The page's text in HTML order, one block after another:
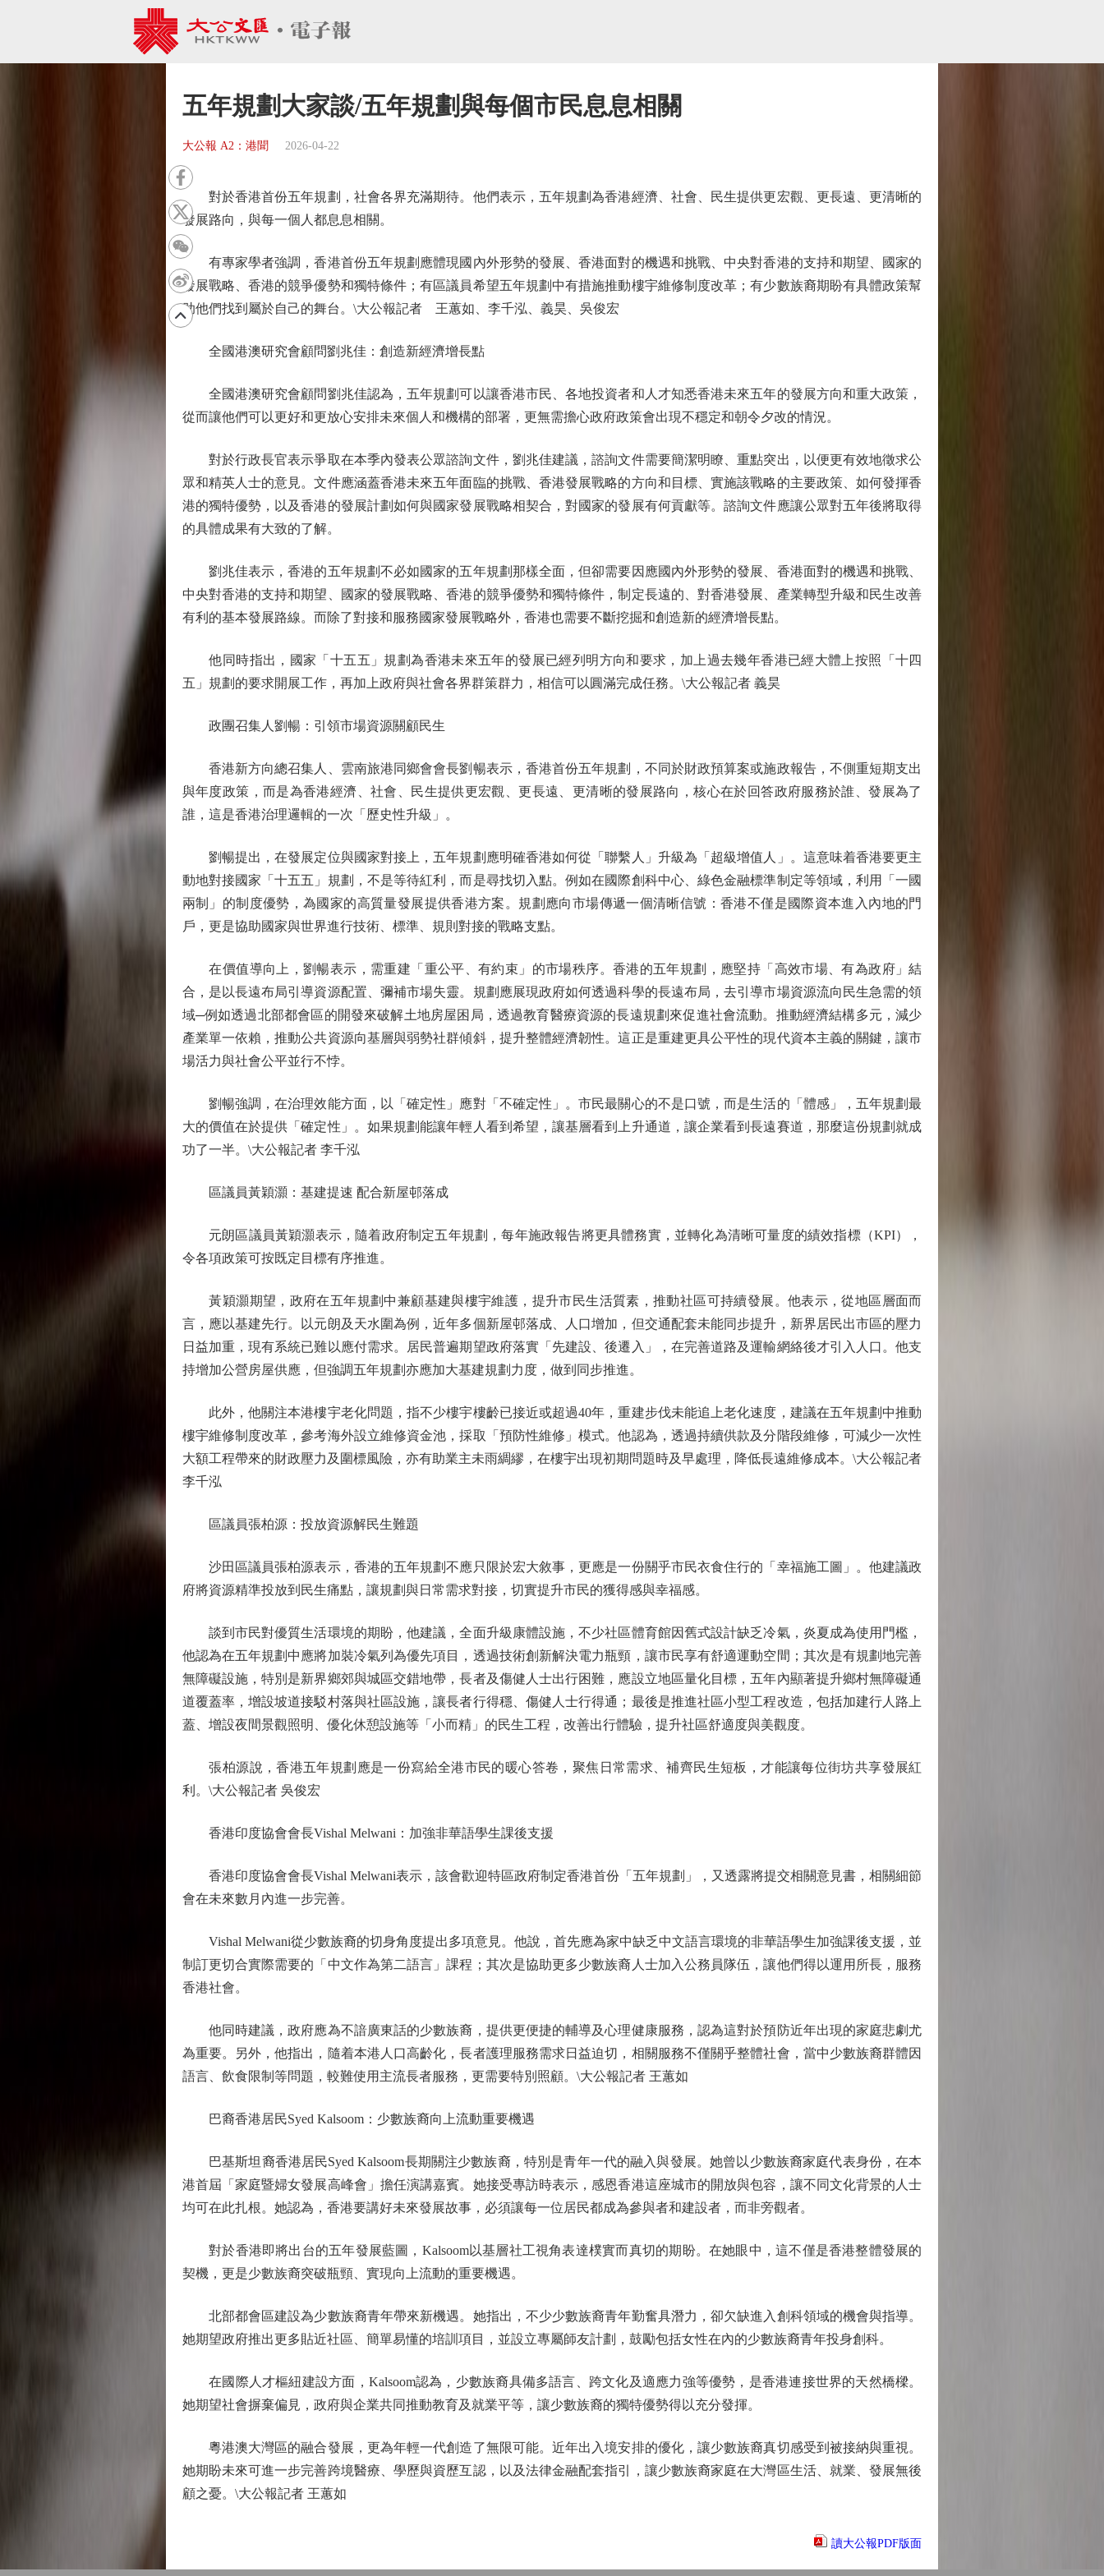
五年規劃大家談/五年規劃與每個市民息息相關
大公報 A2：港聞 2026-04-22
對於香港首份五年規劃，社會各界充滿期待。他們表示，五年規劃為香港經濟、社會、民生提供更宏觀、更長遠、更清晰的
發展路向，與每一個人都息息相關。
有專家學者強調，香港首份五年規劃應體現國內外形勢的發展、香港面對的機遇和挑戰、中央對香港的支持和期望、國家的
發展戰略、香港的競爭優勢和獨特條件；有區議員希望五年規劃中有措施推動樓宇維修制度改革；有少數族裔期盼有具體政策幫
助他們找到屬於自己的舞台。\大公報記者 王蕙如、李千泓、義昊、吳俊宏
全國港澳研究會顧問劉兆佳：創造新經濟增長點
全國港澳研究會顧問劉兆佳認為，五年規劃可以讓香港市民、各地投資者和人才知悉香港未來五年的發展方向和重大政策，
從而讓他們可以更好和更放心安排未來個人和機構的部署，更無需擔心政府政策會出現不穩定和朝令夕改的情況。
對於行政長官表示爭取在本季內發表公眾諮詢文件，劉兆佳建議，諮詢文件需要簡潔明瞭、重點突出，以便更有效地徵求公
眾和精英人士的意見。文件應涵蓋香港未來五年面臨的挑戰、香港發展戰略的方向和目標、實施該戰略的主要政策、如何發揮香
港的獨特優勢，以及香港的發展計劃如何與國家發展戰略相契合，對國家的發展有何貢獻等。諮詢文件應讓公眾對五年後將取得
的具體成果有大致的了解。
劉兆佳表示，香港的五年規劃不必如國家的五年規劃那樣全面，但卻需要因應國內外形勢的發展、香港面對的機遇和挑戰、
中央對香港的支持和期望、國家的發展戰略、香港的競爭優勢和獨特條件，制定長遠的、對香港發展、產業轉型升級和民生改善
有利的基本發展路線。而除了對接和服務國家發展戰略外，香港也需要不斷挖掘和創造新的經濟增長點。
他同時指出，國家「十五五」規劃為香港未來五年的發展已經列明方向和要求，加上過去幾年香港已經大體上按照「十四
五」規劃的要求開展工作，再加上政府與社會各界群策群力，相信可以圓滿完成任務。\大公報記者 義昊
政團召集人劉暢：引領市場資源關顧民生
香港新方向總召集人、雲南旅港同鄉會會長劉暢表示，香港首份五年規劃，不同於財政預算案或施政報告，不側重短期支出
與年度政策，而是為香港經濟、社會、民生提供更宏觀、更長遠、更清晰的發展路向，核心在於回答政府服務於誰、發展為了
誰，這是香港治理邏輯的一次「歷史性升級」。
劉暢提出，在發展定位與國家對接上，五年規劃應明確香港如何從「聯繫人」升級為「超級增值人」。這意味着香港要更主
動地對接國家「十五五」規劃，不是等待紅利，而是尋找切入點。例如在國際創科中心、綠色金融標準制定等領域，利用「一國
兩制」的制度優勢，為國家的高質量發展提供香港方案。規劃應向市場傳遞一個清晰信號：香港不僅是國際資本進入內地的門
戶，更是協助國家與世界進行技術、標準、規則對接的戰略支點。
在價值導向上，劉暢表示，需重建「重公平、有約束」的市場秩序。香港的五年規劃，應堅持「高效市場、有為政府」結
合，是以長遠布局引導資源配置、彌補市場失靈。規劃應展現政府如何透過科學的長遠布局，去引導市場資源流向民生急需的領
域─例如透過北部都會區的開發來破解土地房屋困局，透過教育醫療資源的長遠規劃來促進社會流動。推動經濟結構多元，減少
產業單一依賴，推動公共資源向基層與弱勢社群傾斜，提升整體經濟韌性。這正是重建更具公平性的現代資本主義的關鍵，讓市
場活力與社會公平並行不悖。
劉暢強調，在治理效能方面，以「確定性」應對「不確定性」。市民最關心的不是口號，而是生活的「體感」，五年規劃最
大的價值在於提供「確定性」。如果規劃能讓年輕人看到希望，讓基層看到上升通道，讓企業看到長遠賽道，那麼這份規劃就成
功了一半。\大公報記者 李千泓
區議員黃穎灝：基建提速 配合新屋邨落成
元朗區議員黃穎灝表示，隨着政府制定五年規劃，每年施政報告將更具體務實，並轉化為清晰可量度的績效指標（KPI），
令各項政策可按既定目標有序推進。
黃穎灝期望，政府在五年規劃中兼顧基建與樓宇維護，提升市民生活質素，推動社區可持續發展。他表示，從地區層面而
言，應以基建先行。以元朗及天水圍為例，近年多個新屋邨落成、人口增加，但交通配套未能同步提升，新界居民出市區的壓力
日益加重，現有系統已難以應付需求。居民普遍期望政府落實「先建設、後遷入」，在完善道路及運輸網絡後才引入人口。他支
持增加公營房屋供應，但強調五年規劃亦應加大基建規劃力度，做到同步推進。
此外，他關注本港樓宇老化問題，指不少樓宇樓齡已接近或超過40年，重建步伐未能追上老化速度，建議在五年規劃中推動
樓宇維修制度改革，參考海外設立維修資金池，採取「預防性維修」模式。他認為，透過持續供款及分階段維修，可減少一次性
大額工程帶來的財政壓力及圍標風險，亦有助業主未雨綢繆，在樓宇出現初期問題時及早處理，降低長遠維修成本。\大公報記者
李千泓
區議員張柏源：投放資源解民生難題
沙田區議員張柏源表示，香港的五年規劃不應只限於宏大敘事，更應是一份關乎市民衣食住行的「幸福施工圖」。他建議政
府將資源精準投放到民生痛點，讓規劃與日常需求對接，切實提升市民的獲得感與幸福感。
談到市民對優質生活環境的期盼，他建議，全面升級康體設施，不少社區體育館因舊式設計缺乏冷氣，炎夏成為使用門檻，
他認為在五年規劃中應將加裝冷氣列為優先項目，透過技術創新解決電力瓶頸，讓市民享有舒適運動空間；其次是有規劃地完善
無障礙設施，特別是新界鄉郊與城區交錯地帶，長者及傷健人士出行困難，應設立地區量化目標，五年內顯著提升鄉村無障礙通
道覆蓋率，增設坡道接駁村落與社區設施，讓長者行得穩、傷健人士行得通；最後是推進社區小型工程改造，包括加建行人路上
蓋、增設夜間景觀照明、優化休憩設施等「小而精」的民生工程，改善出行體驗，提升社區舒適度與美觀度。
張柏源說，香港五年規劃應是一份寫給全港市民的暖心答卷，聚焦日常需求、補齊民生短板，才能讓每位街坊共享發展紅
利。\大公報記者 吳俊宏
香港印度協會會長Vishal Melwani：加強非華語學生課後支援
香港印度協會會長Vishal Melwani表示，該會歡迎特區政府制定香港首份「五年規劃」，又透露將提交相關意見書，相關細節
會在未來數月內進一步完善。
Vishal Melwani從少數族裔的切身角度提出多項意見。他說，首先應為家中缺乏中文語言環境的非華語學生加強課後支援，並
制訂更切合實際需要的「中文作為第二語言」課程；其次是協助更多少數族裔人士加入公務員隊伍，讓他們得以運用所長，服務
香港社會。
他同時建議，政府應為不諳廣東話的少數族裔，提供更便捷的輔導及心理健康服務，認為這對於預防近年出現的家庭悲劇尤
為重要。另外，他指出，隨着本港人口高齡化，長者護理服務需求日益迫切，相關服務不僅關乎整體社會，當中少數族裔群體因
語言、飲食限制等問題，較難使用主流長者服務，更需要特別照顧。\大公報記者 王蕙如
巴裔香港居民Syed Kalsoom：少數族裔向上流動重要機遇
巴基斯坦裔香港居民Syed Kalsoom長期關注少數族裔，特別是青年一代的融入與發展。她曾以少數族裔家庭代表身份，在本
港首屆「家庭暨婦女發展高峰會」擔任演講嘉賓。她接受專訪時表示，感恩香港這座城市的開放與包容，讓不同文化背景的人士
均可在此扎根。她認為，香港要講好未來發展故事，必須讓每一位居民都成為參與者和建設者，而非旁觀者。
對於香港即將出台的五年發展藍圖，Kalsoom以基層社工視角表達樸實而真切的期盼。在她眼中，這不僅是香港整體發展的
契機，更是少數族裔突破瓶頸、實現向上流動的重要機遇。
北部都會區建設為少數族裔青年帶來新機遇。她指出，不少少數族裔青年勤奮具潛力，卻欠缺進入創科領域的機會與指導。
她期望政府推出更多貼近社區、簡單易懂的培訓項目，並設立專屬師友計劃，鼓勵包括女性在內的少數族裔青年投身創科。
在國際人才樞紐建設方面，Kalsoom認為，少數族裔具備多語言、跨文化及適應力強等優勢，是香港連接世界的天然橋樑。
她期望社會摒棄偏見，政府與企業共同推動教育及就業平等，讓少數族裔的獨特優勢得以充分發揮。
粵港澳大灣區的融合發展，更為年輕一代創造了無限可能。近年出入境安排的優化，讓少數族裔真切感受到被接納與重視。
她期盼未來可進一步完善跨境醫療、學歷與資歷互認，以及法律金融配套指引，讓少數族裔家庭在大灣區生活、就業、發展無後
顧之憂。\大公報記者 王蕙如
讀大公報PDF版面